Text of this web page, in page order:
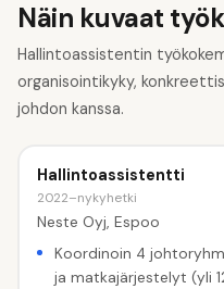
Näin kuvaat
Hallintoassistentin
organisointikyky,
johdon kanssa.
Hallintoassistentti
2022–nykyhetki
Neste Oyj, Espoo
Koordinoin 4
ja matkajärjestelyt (yli